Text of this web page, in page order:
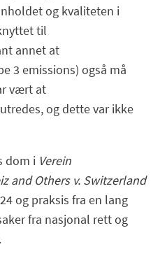
og kvaliteten i
til
annet at
3 emissions) også må
vært at
og dette var ikke
dom i Verein
and Others v. Switzerland
og praksis fra en lang
fra nasjonal rett og